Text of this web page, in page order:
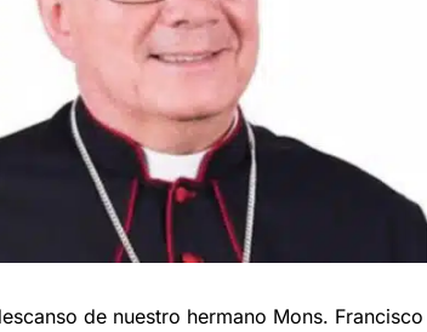
de nuestro hermano Mons. Francisco